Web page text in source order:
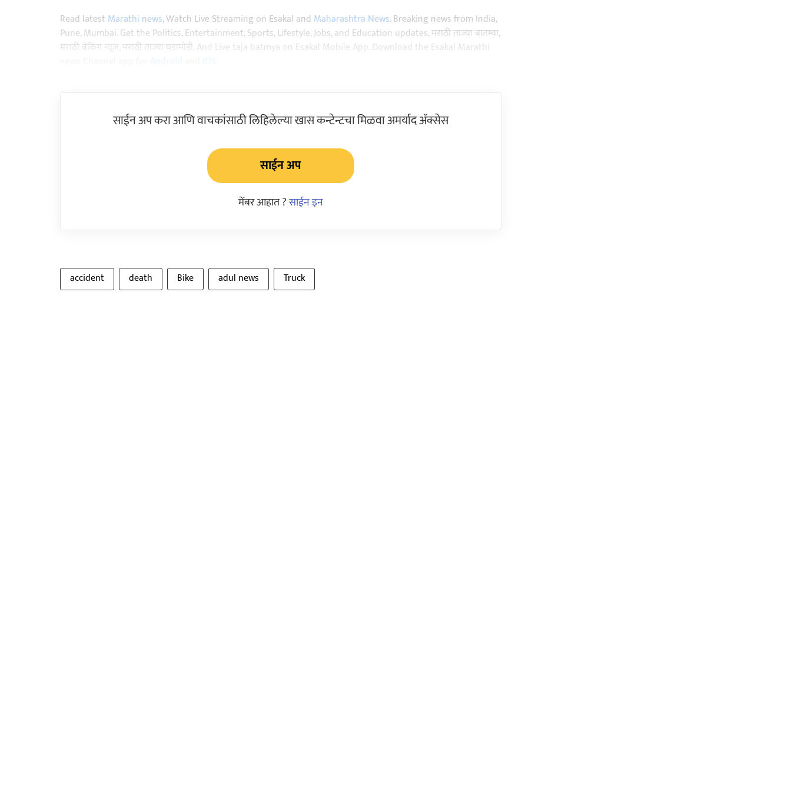
Read latest Marathi news, Watch Live Streaming on Esakal and Maharashtra News. Breaking news from India,
Pune, Mumbai. Get the Politics, Entertainment, Sports, Lifestyle, Jobs, and Education updates, मराठी ताज्या बातम्या,
मराठी ब्रेकिंग न्यूज, मराठी ताज्या घडामोडी. And Live taja batmya on Esakal Mobile App. Download the Esakal Marathi
साईन अप करा आणि वाचकांसाठी लिहिलेल्या खास कन्टेन्टचा मिळवा अमर्याद ॲक्सेस
साईन अप
मेंबर आहात ?साईन इन
accident death Bike adul news Truck